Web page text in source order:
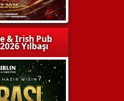
& Irish Pub
Yılbaşı